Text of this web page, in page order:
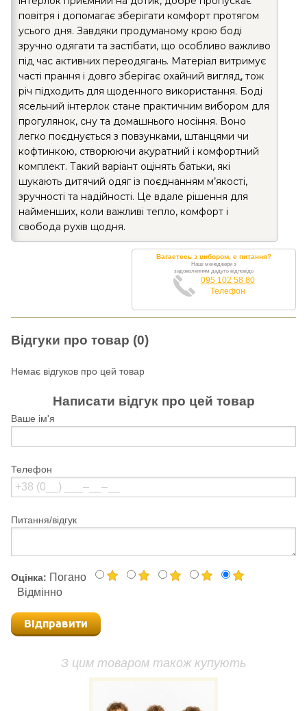
повітря і допомагає зберігати комфорт протягом
усього дня. Завдяки продуманому крою боді
зручно одягати та застібати, що особливо важливо
під час активних переодягань. Матеріал витримує
часті прання і довго зберігає охайний вигляд, тож
річ підходить для щоденного використання. Боді
ясельний інтерлок стане практичним вибором для
прогулянок, сну та домашнього носіння. Воно
легко поєднується з повзунками, штанцями чи
кофтинкою, створюючи акуратний і комфортний
комплект. Такий варіант оцінять батьки, які
шукають дитячий одяг із поєднанням м’якості,
зручності та надійності. Це вдале рішення для
найменших, коли важливі тепло, комфорт і
свобода рухів щодня.
Вагаєтесь з вибором, є питання?
Наші менеджери з
задоволенням дадуть відповідь
095 102 58 80
Телефон
Відгуки про товар (0)
Немає відгуков про цей товар
Написати відгук про цей товар
Ваше ім'я
Телефон
Питання/відгук
Оцінка: Погано
Відмінно
Відправити
З цим товаром також купують